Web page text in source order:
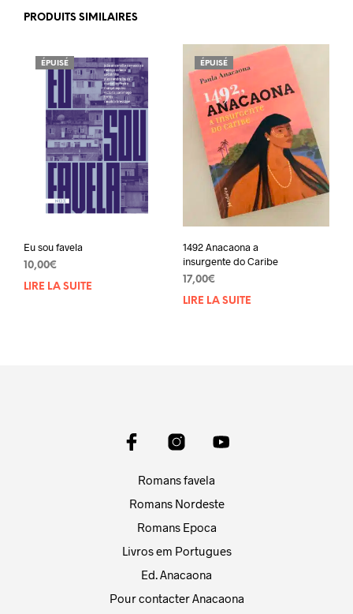
PRODUITS SIMILAIRES
ÉPUISÉ
Eu sou favela
10,00€
LIRE LA SUITE
ÉPUISÉ
1492 Anacaona a
insurgente do Caribe
17,00€
LIRE LA SUITE
Romans favela
Romans Nordeste
Romans Epoca
Livros em Portugues
Ed. Anacaona
Pour contacter Anacaona